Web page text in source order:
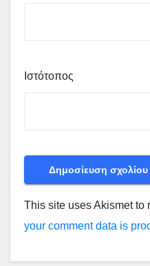
Ιστότοπος
This site uses Akismet to
your comment data is